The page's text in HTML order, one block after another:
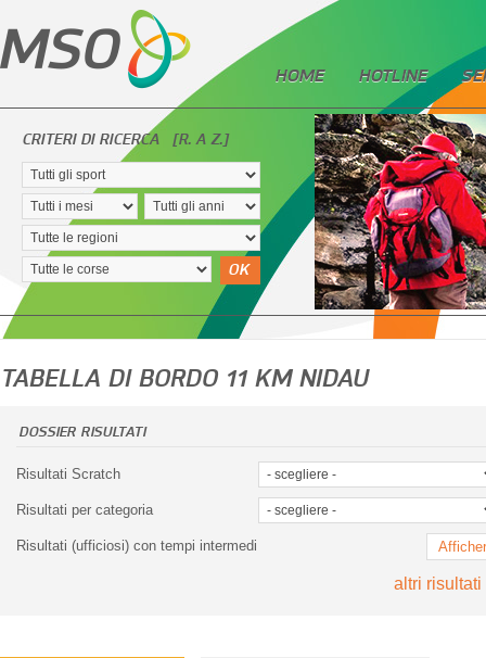
HOME HOTLINE
CRITERI DI RICERCA [R. A Z.]
OK
TABELLA DI BORDO 11 KM NIDAU
DOSSIER RISULTATI
Risultati Scratch
Risultati per categoria
Risultati (ufficiosi) con tempi intermedi Afficher
altri risultati